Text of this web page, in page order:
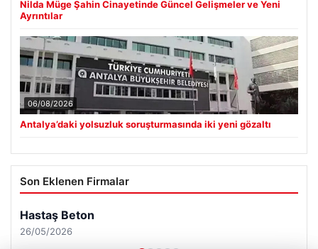
Nilda Müge Şahin Cinayetinde Güncel Gelişmeler ve Yeni
Ayrıntılar
06/08/2026
Antalya’daki yolsuzluk soruşturmasında iki yeni gözaltı
Son Eklenen Firmalar